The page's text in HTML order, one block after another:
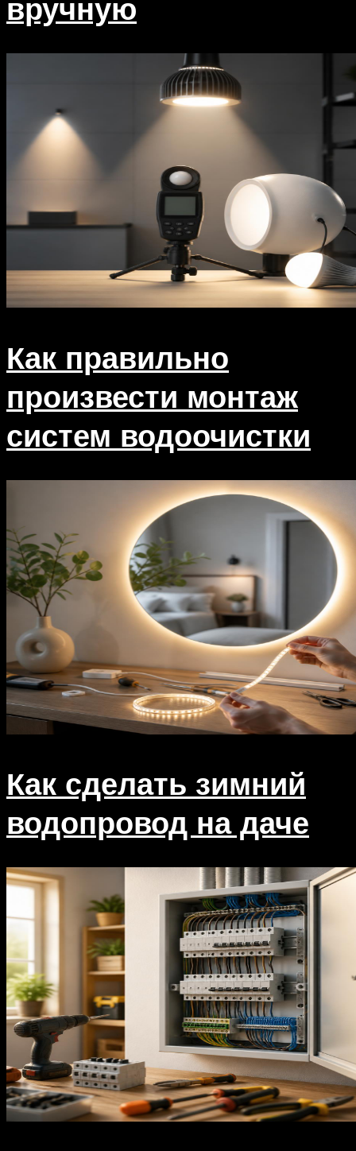
вручную
Как правильно
произвести монтаж
систем водоочистки
Как сделать зимний
водопровод на даче